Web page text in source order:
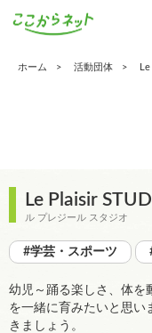
ホーム 活動団体
Le Plaisir
ル プレジール スタジオ
#学芸・スポーツ
幼児～踊る楽しさ、体を
を一緒に育みたいと思い
きましょう。